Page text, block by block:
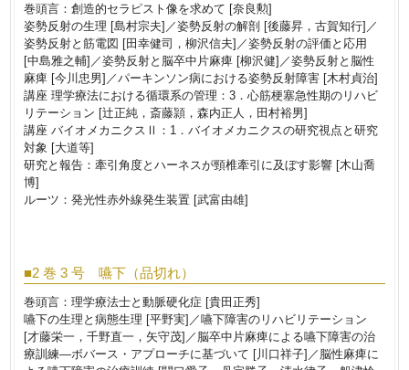
巻頭言：創造的セラピスト像を求めて [奈良勲]
姿勢反射の生理 [島村宗夫]／姿勢反射の解剖 [後藤昇，古賀知行]／
姿勢反射と筋電図 [田幸健司，柳沢信夫]／姿勢反射の評価と応用
[中島雅之輔]／姿勢反射と脳卒中片麻痺 [柳沢健]／姿勢反射と脳性
麻痺 [今川忠男]／パーキンソン病における姿勢反射障害 [木村貞治]
講座 理学療法における循環系の管理：3．心筋梗塞急性期のリハビ
リテーション [辻正純，斎藤頴，森内正人，田村裕男]
講座 バイオメカニクスⅡ：1．バイオメカニクスの研究視点と研究
対象 [大道等]
研究と報告：牽引角度とハーネスが頸椎牽引に及ぼす影響 [木山喬
博]
ルーツ：発光性赤外線発生装置 [武富由雄]
■2 巻 3 号 嚥下（品切れ）
巻頭言：理学療法士と動脈硬化症 [貴田正秀]
嚥下の生理と病態生理 [平野実]／嚥下障害のリハビリテーション
[才藤栄一，千野直一，矢守茂]／脳卒中片麻痺による嚥下障害の治
療訓練―ボバース・アプローチに基づいて [川口祥子]／脳性麻痺に